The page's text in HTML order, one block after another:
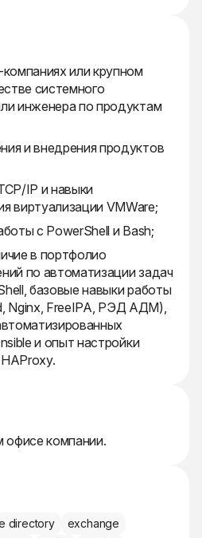
или крупном
системного
инженера по продуктам
и внедрения продуктов
IP и навыки
виртуализации VMWare;
с PowerShell и Bash;
в портфолио
по автоматизации задач
базовые навыки работы
Nginx, FreeIPA, РЭД АДM),
и опыт настройки
офисе компании.
directory
exchange